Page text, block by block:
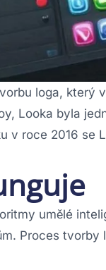
loga, který
Looka byla
v roce 2016 se
umělé
Proces